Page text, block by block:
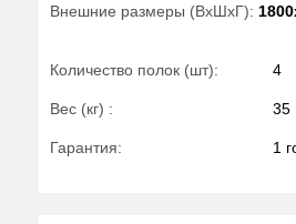
Внешние размеры (ВхШхГ):
Количество полок (шт): 4
Вес (кг) : 35
Гарантия: 1